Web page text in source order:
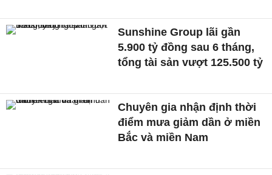
Sunshine Group lãi gần
5.900 tỷ đồng sau 6 tháng,
tổng tài sản vượt 125.500 tỷ
Chuyên gia nhận định thời
điểm mưa giảm dần ở miền
Bắc và miền Nam